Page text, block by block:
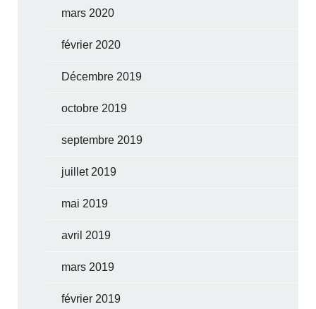
mars 2020
février 2020
Décembre 2019
octobre 2019
septembre 2019
juillet 2019
mai 2019
avril 2019
mars 2019
février 2019